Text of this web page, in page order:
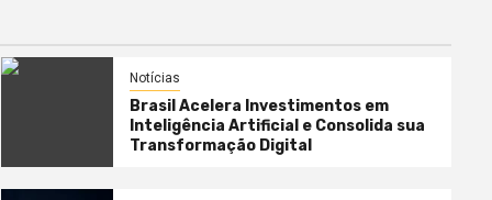
Notícias
Brasil Acelera Investimentos em
Inteligência Artificial e Consolida sua
Transformação Digital